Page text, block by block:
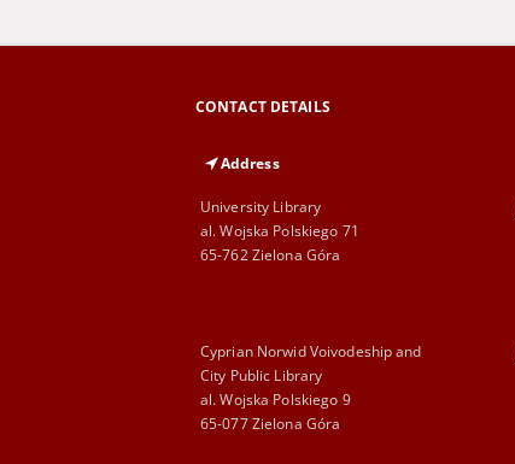
CONTACT DETAILS
Address
University Library
al. Wojska Polskiego 71
65-762 Zielona Góra
Cyprian Norwid Voivodeship and
City Public Library
al. Wojska Polskiego 9
65-077 Zielona Góra